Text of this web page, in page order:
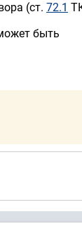
(ст. 72.1
быть